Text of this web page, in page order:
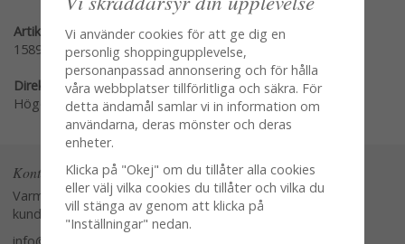
Artikelnummer:
15897
Direktlänk:
Högerklicka och kopiera adressen
Kontakta oss
Varmt välkommen att kontakta vår
kundtjänst.
Vi använder cookies för att ge dig en
personlig shoppingupplevelse,
personanpassad annonsering och för hålla
våra webbplatser tillförlitliga och säkra. För
detta ändamål samlar vi in information om
användarna, deras mönster och deras
enheter.
Klicka på "Okej" om du tillåter alla cookies
eller välj vilka cookies du tillåter och vilka du
vill stänga av genom att klicka på
"Inställningar" nedan.